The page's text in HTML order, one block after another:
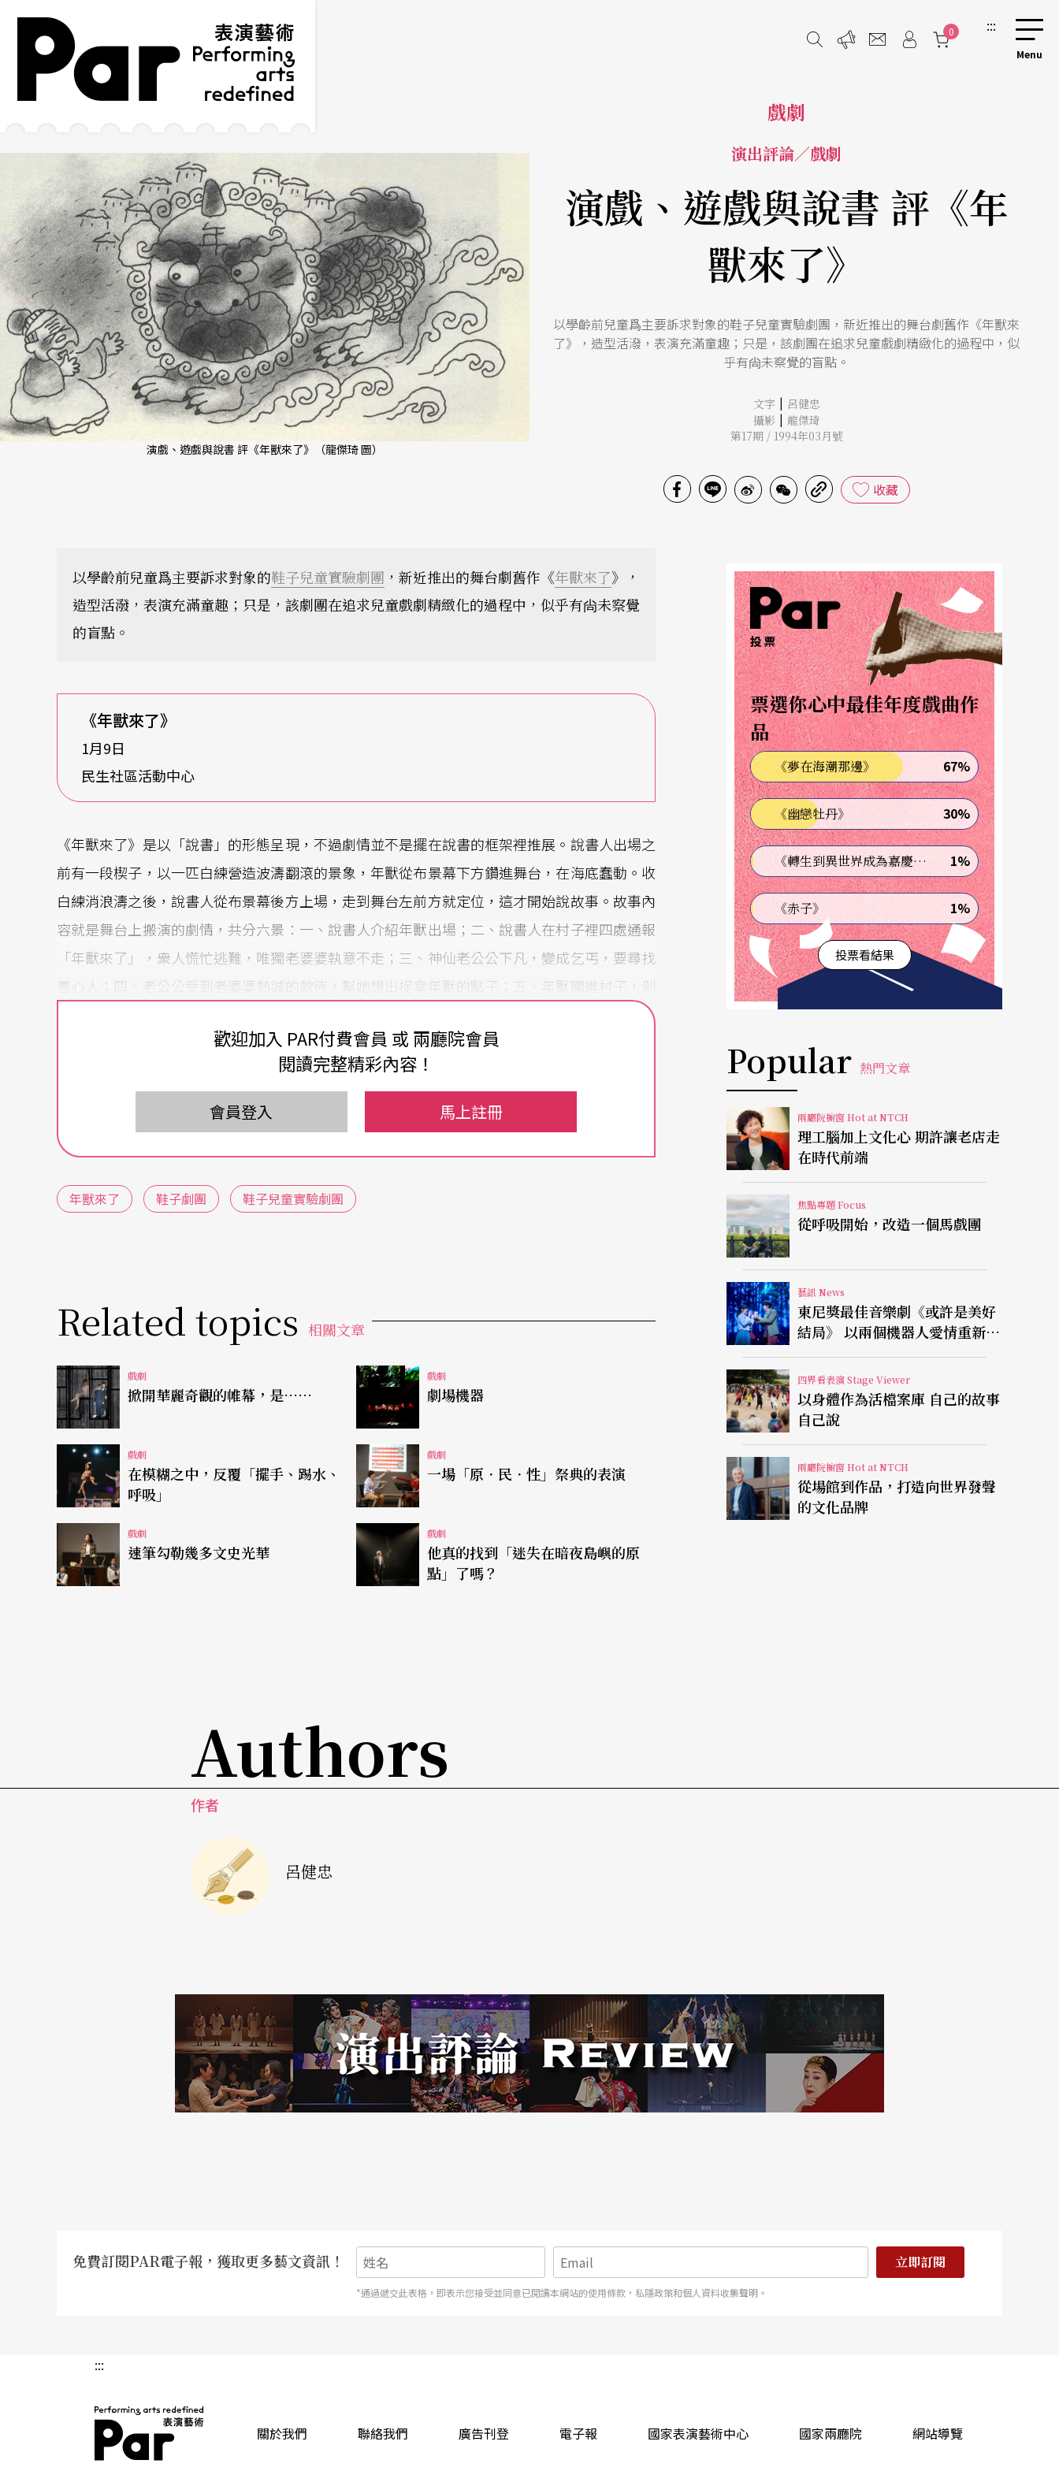
跳到主要內容區塊
網站導覽
0 :::
演戲、遊戲與說書 評《年獸來了》（龍傑琦 圖）
戲劇
演出評論／戲劇
演戲、遊戲與說書 評《年
獸來了》
以學齡前兒童爲主要訴求對象的鞋子兒童實驗劇團，新近推出的舞台劇舊作《年獸來
了》，造型活潑，表演充滿童趣；只是，該劇團在追求兒童戲劇精緻化的過程中，似
乎有尙未察覺的盲點。
文字 | 呂健忠
攝影 | 龍傑琦
第17期 / 1994年03月號
收藏
以學齡前兒童爲主要訴求對象的鞋子兒童實驗劇團 ，新近推出的舞台劇舊作《年獸來了》，
造型活潑，表演充滿童趣；只是，該劇團在追求兒童戲劇精緻化的過程中，似乎有尙未察覺
的盲點。
《年獸來了》
1月9日
民生社區活動中心
《年獸來了》是以「說書」的形態呈現，不過劇情並不是擺在說書的框架裡推展。說書人出場之
前有一段楔子，以一匹白練營造波濤翻滾的景象，年獸從布景幕下方鑽進舞台，在海底蠢動。收
白練消浪濤之後，說書人從布景幕後方上場，走到舞台左前方就定位，這才開始說故事。故事內
容就是舞台上搬演的劇情，共分六景：一、說書人介紹年獸出場；二、說書人在村子裡四處通報
「年獸來了」，衆人慌忙逃難，唯獨老婆婆執意不走；三、神仙老公公下凡，變成乞丐，要尋找
善心人；四、老公公受到老婆婆熱誠的款待，幫她想出捉拿年獸的點子；五、年獸闖進村子，剁
餃饀和放鞭炮都發生不了作用，後來靠大紅布活捉怪獸；六、逃難的村人回來，拿不定主意如何
發落怪獸，說書人主張「從哪裡來就回哪裡去」。緊接著謝幕。
年獸造型富想像力
年獸的造型是鞋子劇團製作這一齣戲最富想像力之處：臉部的幾何形象與兩身連體的對稱形態好
像是舞獅用的獅頭與商代銅器的龍紋圖案兩者的綜藝體，耳朶和鼻子卻使人聯想到豬八戒，綠鱗
無疑是從龍得來的靈感，整體印象洋溢一股古拙的韻味，看來似曾相識卻又啥也不像的怪物。這
兩身的外觀相同，卻分明由一男一女分飾，又叫人想起「二龍」之像。不過年獸的兩身是獨立
整齣戲的點睛之筆。
到第一景結束時年獸退場爲止，導演掌握舞台情境與節奏可圈可點，雖然瑕疵難免。《年獸來
了》沒有設布景，甚至連道具也極度簡化，但是呈現在舞台上的角色造形、肢體語言和敍事脈絡
界定得淸淸楚楚，這是一齣傳統的寫實劇。在這樣的條件下，場景的轉換可以透過台詞──包括
說書人的旁白──和肢體語言來交待，也可以透過明確的空間區隔藉由演員的走位來交待。說書
人介紹「年獸住在海底」和「在一個村子裡」，猶如第二景村民的肢體語言，都能達到換景的作
年獸在第一景結束時下場正可以解釋爲年獸離開海底，舞台空間順理成章轉換爲陸地，說書人通
報村人「年獸來了」也才有合理的解釋。如此處理的話，爲了避免說書人凌波而來的錯覺，他可
類似的「蠟」味又出現在第二景：獵人打獵無道具，光憑扮相和肢體語言要瞭解他的身分，在成
人不是問題，在幼兒可能一時不易想像。關鍵在於生活的經驗，如第四景以眞人扮桌椅，或第五
景不用道具而空手剁餃饀，都是幼兒生活範圍所及的經驗，故無此困擾。大娘的戲份雖然不重，
卻是很鮮活的一個角色；以玩具熊充當娃娃所營造出來的童趣幽默，親、子咸宜。令人難以置信
的是老婆婆的動機，她要留下來竟然是爲了「看看年獸長什麼樣子」和「要抓年獸」。在劇本
中，老婆婆的台詞是「今年我要留下來跟牠拼了」（黃美滿等，《年獸來了》〔台北：周凱劇場
基金會，1993〕11），話中隱然有伏筆在，是說得通的。
仙變成什麼，很多小朋友答說把他變成「老公公」，因爲他們錯認神仙是個老婆婆。不過第四景
老公公設想的剁餃饀和放鞭炮這兩個點子倒深具創意。所謂剁餃饀，其實只是手勢加上擬聲；放
鞭炮也一樣，兩人成對互相擊掌邊唸兒童猜拳的口訣。此一想像結合趣味所營造出來的創意，在
第五景捕捉年獸時獲致高潮，台上台下異口同聲「剁、剁、剁」與「霹哩啪啦碰」，氣氛之熱烈
最後一景，說書人有鑒於年獸「怎麼看都是稀有動物」，因此主張「從哪裡來就回哪裡去」，並
必須解決的問題是：爲什麼年獸會聽，或要聽，或該聽，說書人的話？如果，比方說，設法讓說
書人馴服年獸，問題當可迎刃而解；此一解法，如果在第一場就安排說書人「帶出」──而不僅
僅是口頭介紹──年獸，正可作爲「說書人講故事」的必然結局。
歡迎加入 PAR付費會員 或 兩廳院會員
閱讀完整精彩內容！
會員登入 馬上註冊
年獸來了 鞋子劇團 鞋子兒童實驗劇團
Related topics 相關文章
戲劇
掀開華麗奇觀的帷幕，是……
戲劇
劇場機器
戲劇
在模糊之中，反覆「擺手、踢水、
呼吸」
戲劇
一場「原．民．性」祭典的表演
戲劇
速筆勾勒幾多文史光華
戲劇
他真的找到「迷失在暗夜島嶼的原
點」了嗎？
投票
票選你心中最佳年度戲曲作
品
《夢在海潮那邊》 67%
《幽戀牡丹》 30%
《轉生到異世界成為嘉慶君—發現我的祖先是詐騙集團!?》 1%
《赤子》 1%
投票看結果
Popular 熱門文章
兩廳院櫥窗 Hot at NTCH
理工腦加上文化心 期許讓老店走
在時代前端
焦點專題 Focus
從呼吸開始，改造一個馬戲團
藝訊 News
東尼獎最佳音樂劇《或許是美好
結局》 以兩個機器人愛情重新凝
視有限人生
四界看表演 Stage Viewer
以身體作為活檔案庫 自己的故事
自己說
兩廳院櫥窗 Hot at NTCH
從場館到作品，打造向世界發聲
的文化品牌
Authors
作者
呂健忠
免費訂閱PAR電子報，獲取更多藝文資訊！ 立即訂閱
*通過遞交此表格，即表示您接受並同意已閱讀本網站的使用條款，私隱政策和個人資料收集聲明。
:::
關於我們 聯絡我們 廣告刊登 電子報 國家表演藝術中心 國家兩廳院 網站導覽